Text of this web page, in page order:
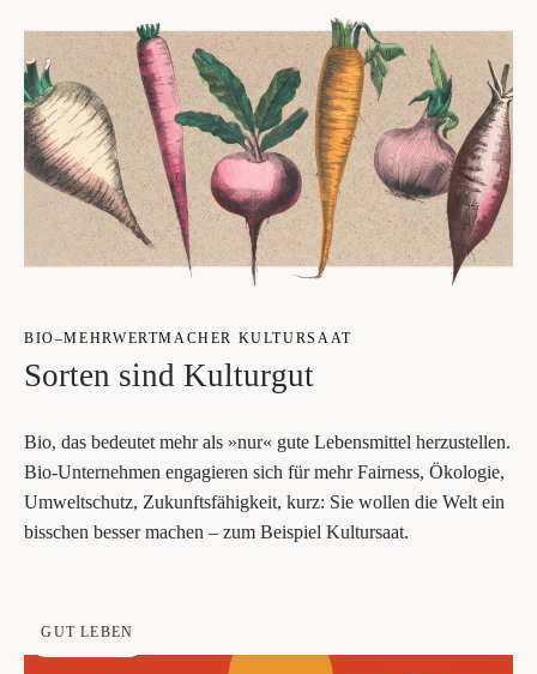
BIO–MEHRWERTMACHER KUL­TUR­SAAT
Sor­ten sind Kulturgut
Bio, das bedeu­tet mehr als »nur« gute Lebens­mit­tel her­zu­stel­len.
Bio-Unter­neh­men enga­gie­ren sich für mehr Fair­ness, Öko­lo­gie,
Umwelt­schutz, Zukunfts­fä­hig­keit, kurz: Sie wol­len die Welt ein
biss­chen bes­ser machen – zum Bei­spiel Kultursaat.
GUT LEBEN